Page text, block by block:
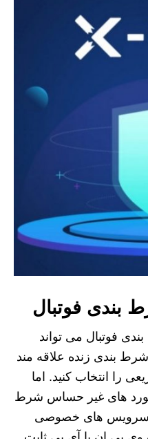
بندی فوتبال
فوتبال می تواند
بندی زنده علاقه مند
را انتخاب کنید. اما
مورد های غیر حساس شرط
سرویس های خصوصی